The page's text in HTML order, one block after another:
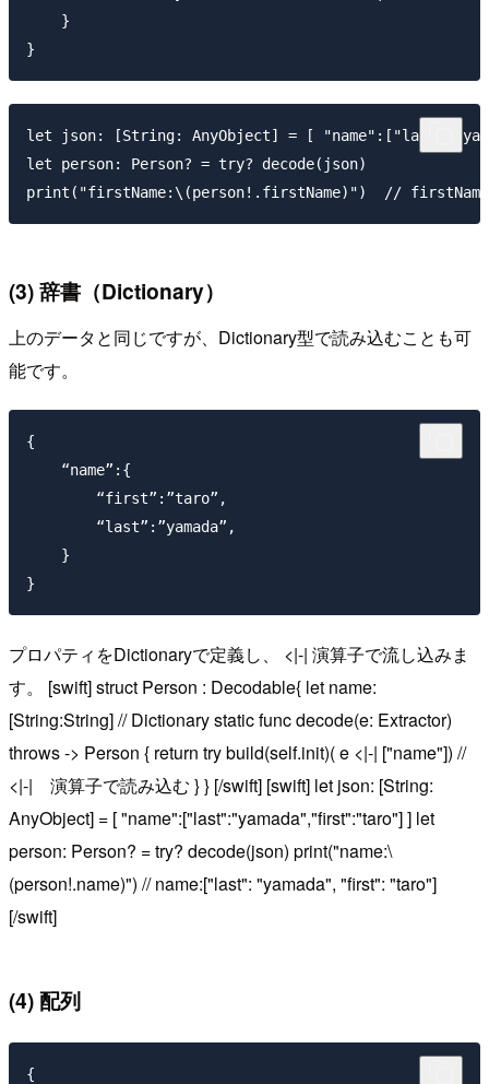
    }
let json: [String: AnyObject] = [
let person: Person? = try? decode(json)
(3) 辞書（Dictionary）
上のデータと同じですが、Dictionary型で読み込むことも可
能です。
{
    “name”:{
        “first”:”taro”,
        “last”:”yamada”,
    }
プロパティをDictionaryで定義し、 <|-| 演算子で流し込みま
す。 [swift] struct Person : Decodable{ let name:
[String:String] // Dictionary static func decode(e: Extractor)
throws -> Person { return try build(self.init)( e <|-| ["name"]) //
<|-| 演算子で読み込む } } [/swift] [swift] let json: [String:
AnyObject] = [ "name":["last":"yamada","first":"taro"] ] let
person: Person? = try? decode(json) print("name:\
(person!.name)") // name:["last": "yamada", "first": "taro"]
[/swift]
(4) 配列
{